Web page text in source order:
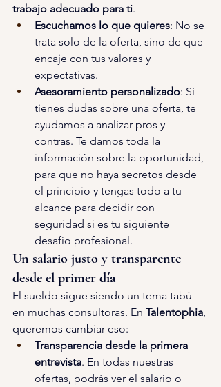
trabajo adecuado para ti.
Escuchamos lo que quieres: No se
trata solo de la oferta, sino de que
encaje con tus valores y
expectativas.
Asesoramiento personalizado: Si
tienes dudas sobre una oferta, te
ayudamos a analizar pros y
contras. Te damos toda la
información sobre la oportunidad,
para que no haya secretos desde
el principio y tengas todo a tu
alcance para decidir con
seguridad si es tu siguiente
desafío profesional.
Un salario justo y transparente
desde el primer día
El sueldo sigue siendo un tema tabú
en muchas consultoras. En Talentophia,
queremos cambiar eso:
Transparencia desde la primera
entrevista. En todas nuestras
ofertas, podrás ver el salario o